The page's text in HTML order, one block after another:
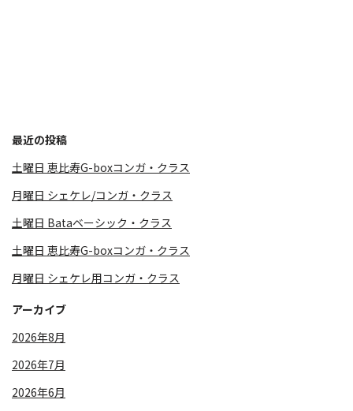
最近の投稿
土曜日 恵比寿G-boxコンガ・クラス
月曜日 シェケレ/コンガ・クラス
土曜日 Bataベーシック・クラス
土曜日 恵比寿G-boxコンガ・クラス
月曜日 シェケレ用コンガ・クラス
アーカイブ
2026年8月
2026年7月
2026年6月